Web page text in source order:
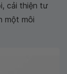
cải thiện tư
một môi